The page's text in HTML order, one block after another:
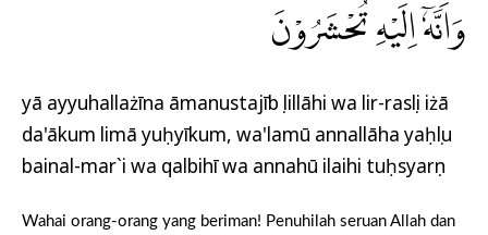
وَاَنَّهٗٓ اِلَيْهِ تُحْشَرُوْنَ
yā ayyuhallażīna āmanustajībụ lillāhi wa lir-rasụli iżā
da'ākum limā yuḥyīkum, wa'lamū annallāha yaḥụlu
bainal-mar`i wa qalbihī wa annahū ilaihi tuḥsyarụn
Wahai orang-orang yang beriman! Penuhilah seruan Allah dan